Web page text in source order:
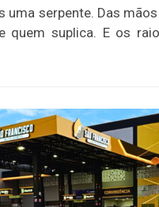
uma serpente. Das
quem suplica. E os